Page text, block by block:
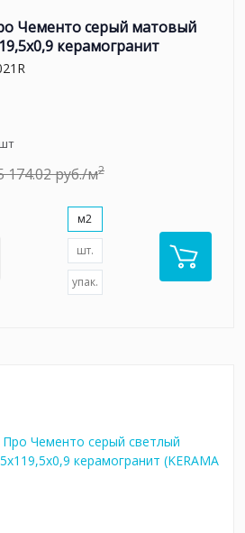
Чементо серый матовый
керамогранит
174.02 руб./м2
м2
шт.
упак.